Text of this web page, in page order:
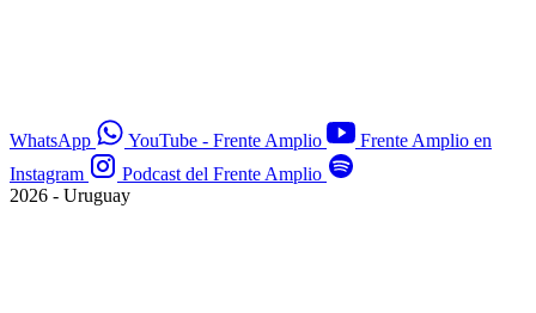
WhatsApp YouTube - Frente Amplio
Frente Amplio en
Instagram
Podcast del Frente Amplio
2026 - Uruguay